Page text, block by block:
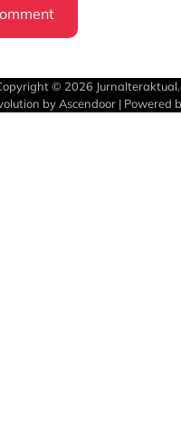
© 2026
by Ascendoor | Powered